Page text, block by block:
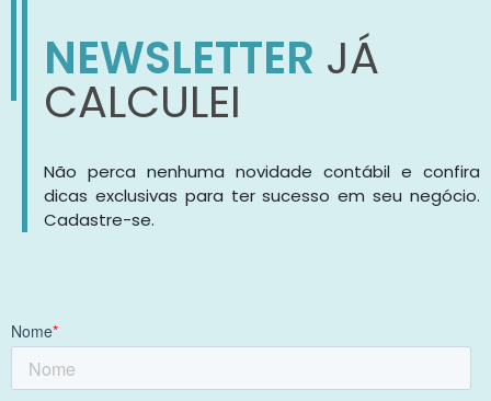
NEWSLETTER JÁ
CALCULEI
Não perca nenhuma novidade contábil e confira
dicas exclusivas para ter sucesso em seu negócio.
Cadastre-se.